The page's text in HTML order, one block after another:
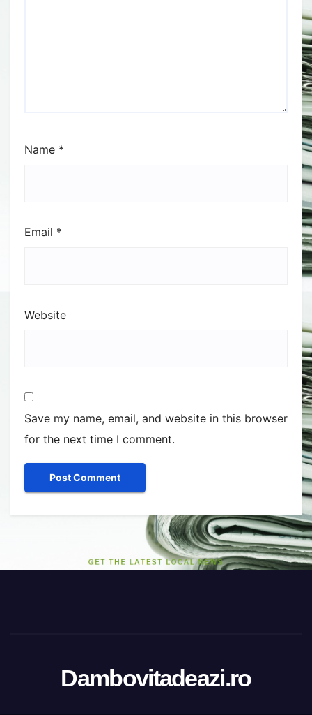
Name *
Email *
Website
Save my name, email, and website in this browser
for the next time I comment.
Dambovitadeazi.ro